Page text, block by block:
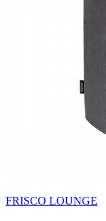
FRISCO LOUNGE